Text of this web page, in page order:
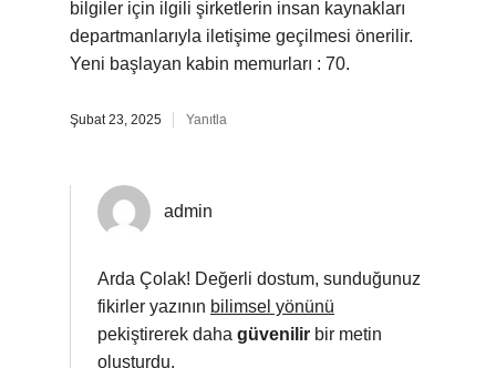
bilgiler için ilgili şirketlerin insan kaynakları
departmanlarıyla iletişime geçilmesi önerilir.
Yeni başlayan kabin memurları : 70.
Şubat 23, 2025 Yanıtla
admin
Arda Çolak! Değerli dostum, sunduğunuz
fikirler yazının bilimsel yönünü
pekiştirerek daha güvenilir bir metin
oluşturdu.